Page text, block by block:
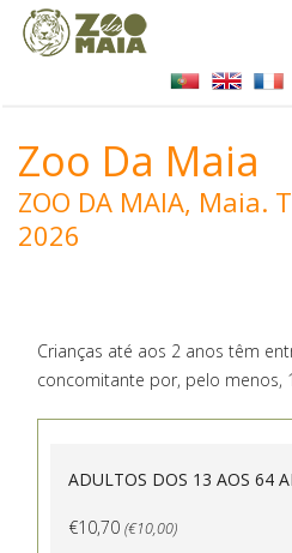
Zoo Da Maia
ZOO DA MAIA, Maia.
2026
Crianças até aos 2 anos têm
concomitante por, pelo menos,
ADULTOS DOS 13 AOS 64
€10,70 (€10,00)